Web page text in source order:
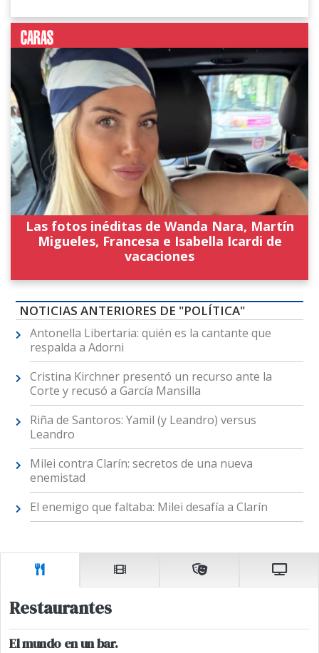
Las fotos inéditas de Wanda Nara, Martín
Migueles, Francesa e Isabella Icardi de
vacaciones
NOTICIAS ANTERIORES DE "POLÍTICA"
Antonella Libertaria: quién es la cantante que
respalda a Adorni
Cristina Kirchner presentó un recurso ante la
Corte y recusó a García Mansilla
Riña de Santoros: Yamil (y Leandro) versus
Leandro
Milei contra Clarín: secretos de una nueva
enemistad
El enemigo que faltaba: Milei desafía a Clarín
Restaurantes
El mundo en un bar.